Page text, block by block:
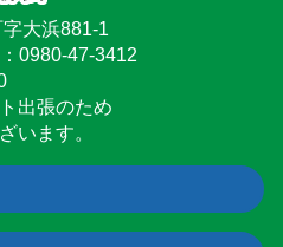
大浜881-1
0980-47-3412
出張のため
います。